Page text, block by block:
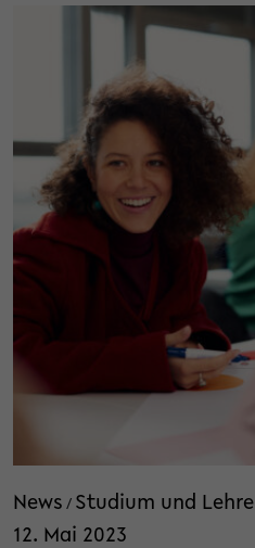
News / Studium und Lehre
12. Mai 2023